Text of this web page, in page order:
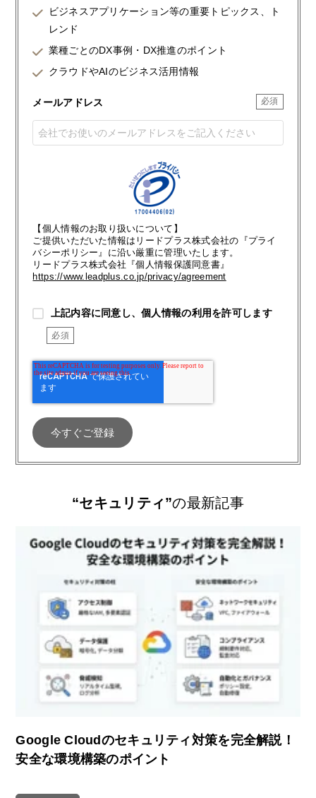
ビジネスアプリケーション等の重要トピックス、ト
レンド
業種ごとのDX事例・DX推進のポイント
クラウドやAIのビジネス活用情報
メールアドレス
【個人情報のお取り扱いについて】
ご提供いただいた情報はリードプラス株式会社の『プライ
バシーポリシー』に沿い厳重に管理いたします。
リードプラス株式会社『個人情報保護同意書』
https://www.leadplus.co.jp/privacy/agreement
上記内容に同意し、個人情報の利用を許可します
“セキュリティ”の最新記事
Google Cloudのセキュリティ対策を完全解説！
安全な環境構築のポイント